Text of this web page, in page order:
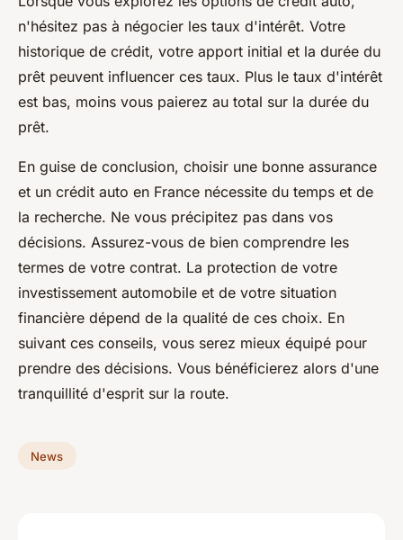
n'hésitez pas à négocier les taux d'intérêt. Votre
historique de crédit, votre apport initial et la durée du
prêt peuvent influencer ces taux. Plus le taux d'intérêt
est bas, moins vous paierez au total sur la durée du
prêt.
En guise de conclusion, choisir une bonne assurance
et un crédit auto en France nécessite du temps et de
la recherche. Ne vous précipitez pas dans vos
décisions. Assurez-vous de bien comprendre les
termes de votre contrat. La protection de votre
investissement automobile et de votre situation
financière dépend de la qualité de ces choix. En
suivant ces conseils, vous serez mieux équipé pour
prendre des décisions. Vous bénéficierez alors d'une
tranquillité d'esprit sur la route.
News